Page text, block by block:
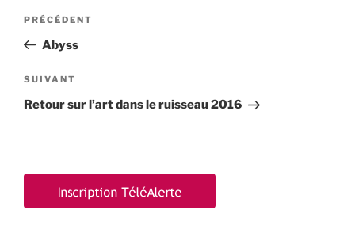
Navigation
l’article
Article
précédent
PRÉCÉDENT
Abyss
Article
suivant
SUIVANT
Retour sur l’art dans le ruisseau 2016